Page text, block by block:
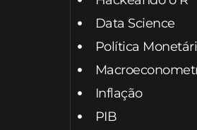
Data Science
Política
Inflação
PIB